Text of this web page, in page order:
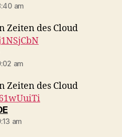
am
Zeiten des Cloud
am
Zeiten des Cloud
says:
am